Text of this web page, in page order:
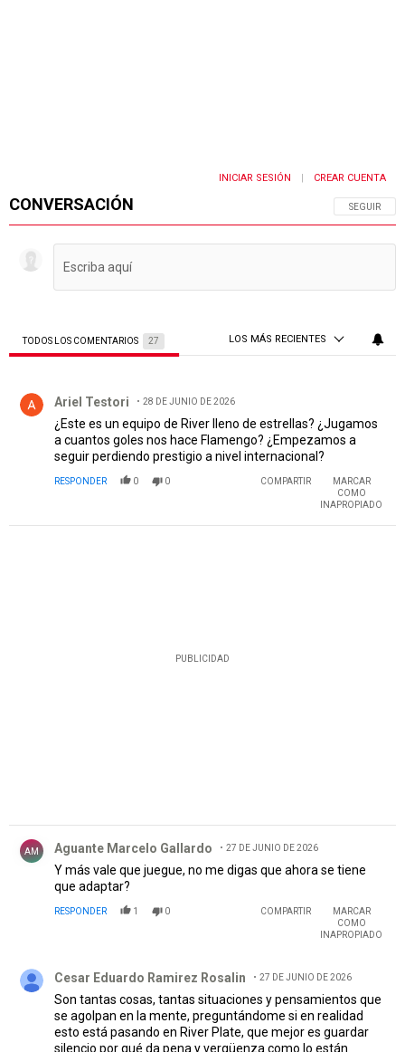
CONVERSACIÓN SIGA ESTA
SEGUIR
INICIAR SESIÓN CREAR CUENTA
TODOS LOS COMENTARIOS 27 LOS MÁS RECIENTES
Ariel Testori 28 DE JUNIO DE 2026
¿Este es un equipo de River lleno de estrellas? ¿Jugamos
a cuantos goles nos hace Flamengo? ¿Empezamos a
seguir perdiendo prestigio a nivel internacional?
RESPONDER 0 0 COMPARTIR
MARCAR
COMO
INAPROPIADO
PUBLICIDAD
AM Aguante Marcelo Gallardo 27 DE JUNIO DE 2026
Y más vale que juegue, no me digas que ahora se tiene
que adaptar?
RESPONDER 1 0 COMPARTIR
MARCAR
COMO
INAPROPIADO
Cesar Eduardo Ramirez Rosalin 27 DE JUNIO DE 2026
Son tantas cosas, tantas situaciones y pensamientos que
se agolpan en la mente, preguntándome si en realidad
esto está pasando en River Plate, que mejor es guardar
silencio por qué da pena y vergüenza como lo están